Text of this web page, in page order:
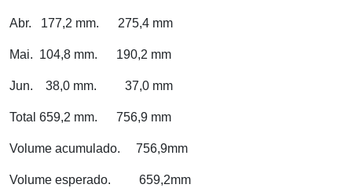
Abr. 177,2 mm. 275,4 mm
Mai. 104,8 mm. 190,2 mm
Jun. 38,0 mm. 37,0 mm
Total 659,2 mm. 756,9 mm
Volume acumulado. 756,9mm
Volume esperado. 659,2mm